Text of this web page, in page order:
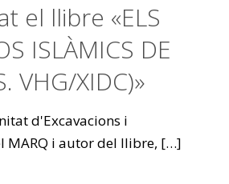
el llibre «ELS
ISLÀMICS DE
VHG/XIDC)»
d'Excavacions i
MARQ i autor del llibre, […]